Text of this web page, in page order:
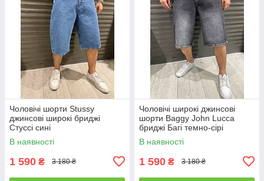
Чоловічі шорти Stussy
джинсові широкі бриджі
Стуссі сині
В наявності
1 590 ₴ 3 180 ₴
Чоловічі широкі джинсові
шорти Baggy John Lucca
бриджі Багі темно-сірі
В наявності
1 590 ₴ 3 180 ₴